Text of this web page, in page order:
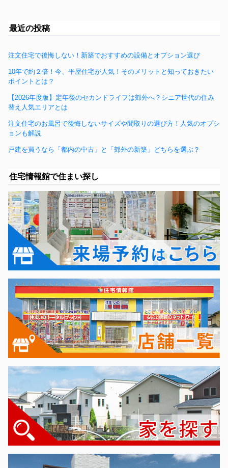
最近の投稿
注文住宅で後悔しない！新築でおすすめの設備とオプション選び
10年で約２倍！今、平屋住宅が人気！そのメリットと知っておきたい
ポイントとは？
【2026年度版】定年後のセカンドライフは郊外へ？シニア世代の住み
替え人気エリアとは
注文住宅のお風呂で後悔しないサイズや間取りの選び方！人気のオプシ
ョンも解説
戸建を買うなら「都内の中古」と「郊外の新築」どちらを選ぶ？
住宅情報館で住まい探し